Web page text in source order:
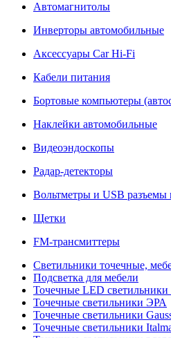
Автомагнитолы
Инверторы автомобильные
Аксессуары Car Hi-Fi
Кабели питания
Бортовые компьютеры
Наклейки автомобильные
Видеоэндоскопы
Радар-детекторы
Вольтметры и USB разъемы
Щетки
FM-трансмиттеры
Светильники точечные,
Подсветка для мебели
Точечные LED светильники
Точечные светильники ЭРА
Точечные светильники
Точечные светильники